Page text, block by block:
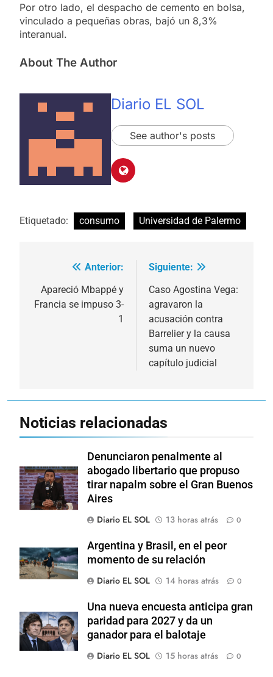
Por otro lado, el despacho de cemento en bolsa,
vinculado a pequeñas obras, bajó un 8,3%
interanual.
About The Author
Diario EL SOL
See author's posts
Etiquetado: consumo Universidad de Palermo
Navegación
de
Anterior:
Apareció Mbappé y
Francia se impuso 3-
1
Siguiente:
Caso Agostina Vega:
agravaron la
acusación contra
Barrelier y la causa
suma un nuevo
capítulo judicial
Noticias relacionadas
Denunciaron penalmente al
abogado libertario que propuso
tirar napalm sobre el Gran Buenos
Aires
Diario EL SOL
13 horas atrás 0
Argentina y Brasil, en el peor
momento de su relación
Diario EL SOL
14 horas atrás 0
Una nueva encuesta anticipa gran
paridad para 2027 y da un
ganador para el balotaje
Diario EL SOL
15 horas atrás 0